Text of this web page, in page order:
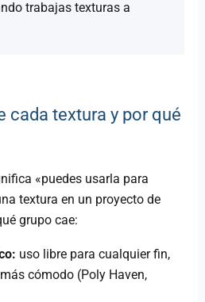
trabajas texturas a
cada textura y por qué
«puedes usarla para
textura en un proyecto de
grupo cae:
uso libre para cualquier fin,
cómodo (Poly Haven,